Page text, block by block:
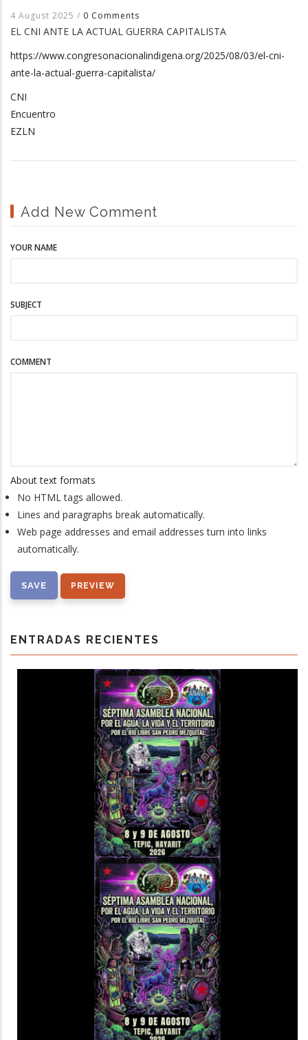
4 August 2025 / 0 Comments
EL CNI ANTE LA ACTUAL GUERRA CAPITALISTA
https://www.congresonacionalindigena.org/2025/08/03/el-cni-
ante-la-actual-guerra-capitalista/
CNI
Encuentro
EZLN
Add New Comment
YOUR NAME
SUBJECT
COMMENT
About text formats
No HTML tags allowed.
Lines and paragraphs break automatically.
Web page addresses and email addresses turn into links
automatically.
ENTRADAS RECIENTES